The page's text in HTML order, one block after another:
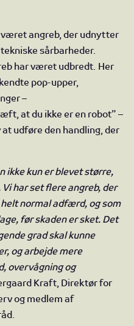
angreb, der udnytter
sårbarheder.
har været udbredt. Her
pop-upper,
–
at du ikke er en robot” –
udføre den handling, der
ikke kun er blevet større,
har set flere angreb, der
normal adfærd, og som
før skaden er sket. Det
grad skal kunne
og arbejde mere
overvågning og
Kraft, Direktør for
og medlem af